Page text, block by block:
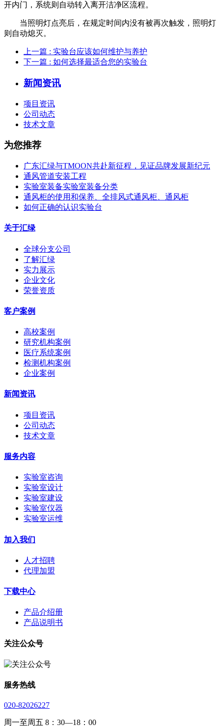
开内门，系统则自动转入离开洁净区流程。
当照明灯点亮后，在规定时间内没有被再次触发，照明灯
则自动熄灭。
上一篇 : 实验台应该如何维护与养护
下一篇 : 如何选择最适合您的实验台
新闻资讯
项目资讯
公司动态
技术文章
为您推荐
广东汇绿与TMOON共赴新征程，见证品牌发展新纪元
通风管道安装工程
实验室装备实验室装备分类
通风柜的使用和保养、全排风式通风柜、通风柜
如何正确的认识实验台
关于汇绿
全球分支公司
了解汇绿
实力展示
企业文化
荣誉资质
客户案例
高校案例
研究机构案例
医疗系统案例
检测机构案例
企业案例
新闻资讯
项目资讯
公司动态
技术文章
服务内容
实验室咨询
实验室设计
实验室建设
实验室仪器
实验室运维
加入我们
人才招聘
代理加盟
下载中心
产品介绍册
产品说明书
关注公众号
服务热线
020-82026227
周一至周五 8：30—18：00